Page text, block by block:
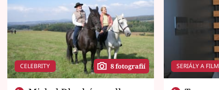
CELEBRITY 8 fotografií SERIÁLY A